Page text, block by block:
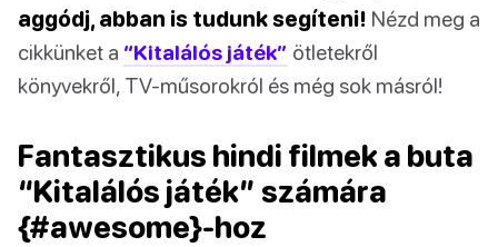
aggódj, abban is tudunk segíteni! Nézd meg a
cikkünket a “Kitalálós játék” ötletekről
könyvekről, TV-műsorokról és még sok másról!
Fantasztikus hindi filmek a buta
“Kitalálós játék” számára
{#awesome}-hoz